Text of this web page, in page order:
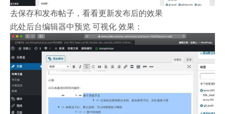
去保存和发布帖子，看看更新发布后的效果
此处后台编辑器中预览 可视化 效果：